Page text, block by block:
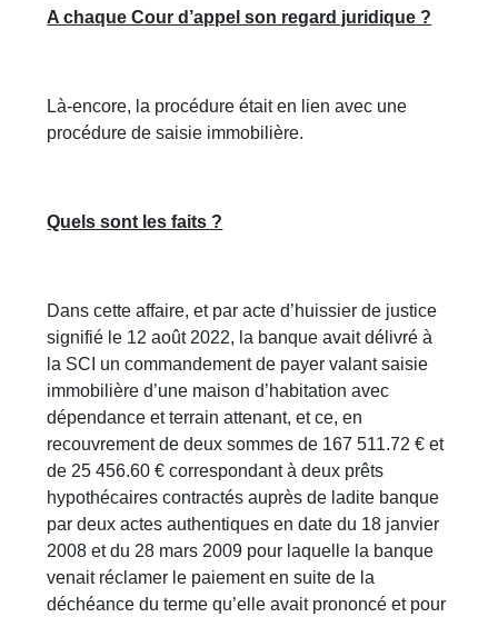
A chaque Cour d’appel son regard juridique ?
Là-encore, la procédure était en lien avec une
procédure de saisie immobilière.
Quels sont les faits ?
Dans cette affaire, et par acte d’huissier de justice
signifié le 12 août 2022, la banque avait délivré à
la SCI un commandement de payer valant saisie
immobilière d’une maison d’habitation avec
dépendance et terrain attenant, et ce, en
recouvrement de deux sommes de 167 511.72 € et
de 25 456.60 € correspondant à deux prêts
hypothécaires contractés auprès de ladite banque
par deux actes authentiques en date du 18 janvier
2008 et du 28 mars 2009 pour laquelle la banque
venait réclamer le paiement en suite de la
déchéance du terme qu’elle avait prononcé et pour